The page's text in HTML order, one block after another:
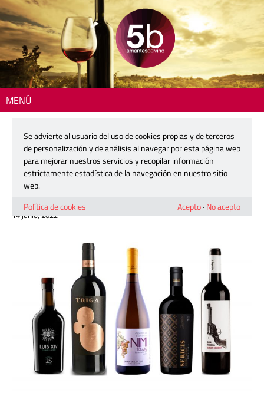
MENÚ
Vinos DOP Alicante sigue creciendo
La lista de reconocimientos
internacionales a los Vinos DOP
Alicante sigue creciendo
14 junio, 2022
Se advierte al usuario del uso de cookies propias y de terceros
de personalización y de análisis al navegar por esta página web
para mejorar nuestros servicios y recopilar información
estrictamente estadística de la navegación en nuestro sitio
web.
Política de cookies
Acepto· No acepto